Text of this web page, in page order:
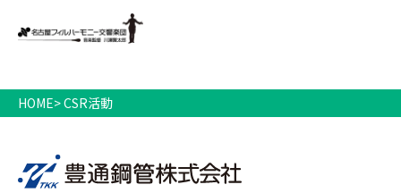
HOME CSR活動